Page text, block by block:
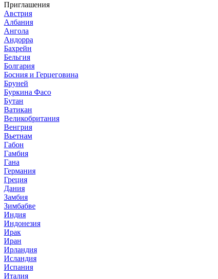
Приглашения
Австрия
Албания
Ангола
Андорра
Бахрейн
Бельгия
Болгария
Босния и Герцеговина
Бруней
Буркина Фасо
Бутан
Ватикан
Великобритания
Венгрия
Вьетнам
Габон
Гамбия
Гана
Германия
Греция
Дания
Замбия
Зимбабве
Индия
Индонезия
Ирак
Иран
Ирландия
Исландия
Испания
Италия